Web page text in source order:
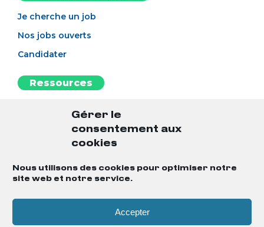
Gérer le
consentement aux
cookies
Nous utilisons des cookies pour optimiser notre
site web et notre service.
Accepter
Je cherche un job
Nos jobs ouverts
Candidater
Ressources
Notre MasterClass